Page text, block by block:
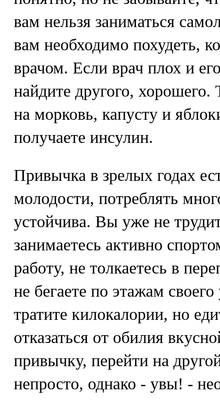
вам нельзя заниматься
вам необходимо похудеть,
врачом. Если врач плох и
найдите другого, хорошего.
на морковь, капусту и
получаете инсулин.
Привычка в зрелых годах
молодости, потреблять
устойчива. Вы уже не
занимаетесь активно
работу, не толкаетесь в
не бегаете по этажам
тратите килокалории, но
отказаться от обилия
привычку, перейти на
непросто, однако - увы! -